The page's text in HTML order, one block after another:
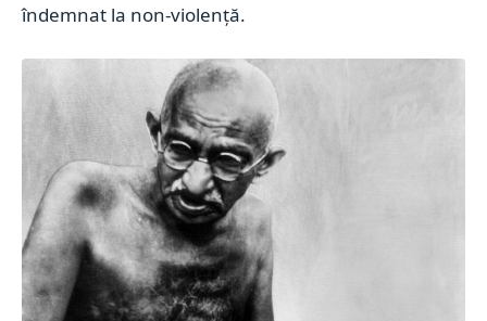
îndemnat la non-violenţă.